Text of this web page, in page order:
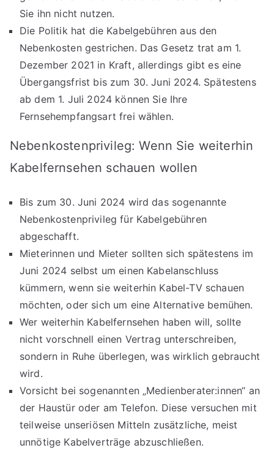
Sie ihn nicht nutzen.
Die Politik hat die Kabelgebühren aus den
Nebenkosten gestrichen. Das Gesetz trat am 1.
Dezember 2021 in Kraft, allerdings gibt es eine
Übergangsfrist bis zum 30. Juni 2024. Spätestens
ab dem 1. Juli 2024 können Sie Ihre
Fernsehempfangsart frei wählen.
Nebenkostenprivileg: Wenn Sie weiterhin
Kabelfernsehen schauen wollen
Bis zum 30. Juni 2024 wird das sogenannte
Nebenkostenprivileg für Kabelgebühren
abgeschafft.
Mieterinnen und Mieter sollten sich spätestens im
Juni 2024 selbst um einen Kabelanschluss
kümmern, wenn sie weiterhin Kabel-TV schauen
möchten, oder sich um eine Alternative bemühen.
Wer weiterhin Kabelfernsehen haben will, sollte
nicht vorschnell einen Vertrag unterschreiben,
sondern in Ruhe überlegen, was wirklich gebraucht
wird.
Vorsicht bei sogenannten „Medienberater:innen“ an
der Haustür oder am Telefon. Diese versuchen mit
teilweise unseriösen Mitteln zusätzliche, meist
unnötige Kabelverträge abzuschließen.